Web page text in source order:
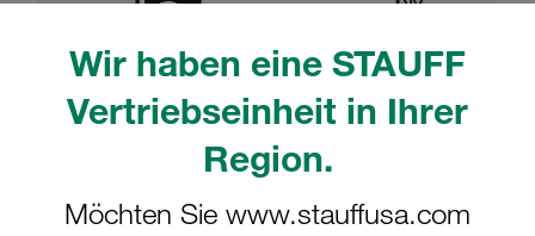
Wir haben eine STAUFF
Vertriebseinheit in Ihrer
Region.
Möchten Sie www.stauffusa.com